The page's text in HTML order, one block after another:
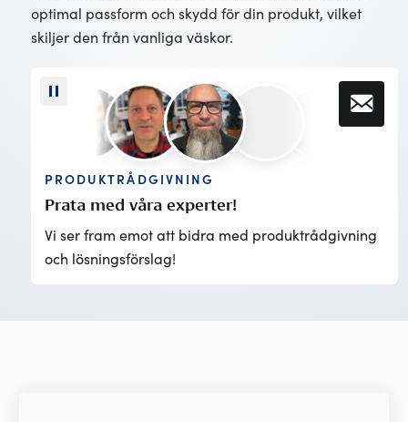
optimal passform och skydd för din produkt, vilket
skiljer den från vanliga väskor.
PRODUKTRÅDGIVNING
Prata med våra experter!
Vi ser fram emot att bidra med produktrådgivning
och lösningsförslag!